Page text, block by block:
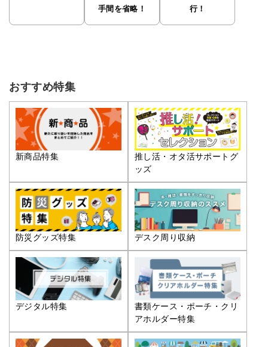
手間を省略！
行！
おすすめ特集
新商品特集
推し活・オタ活サポートグ
ッズ
防災グッズ特集 デスク周り収納
デジタル特集
書類ケース・ポーチ・クリ
アホルダー特集